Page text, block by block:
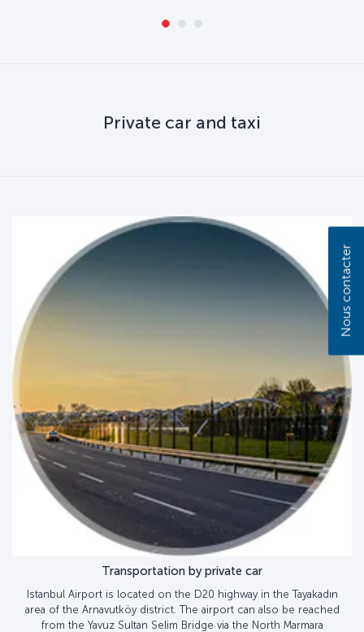
Private car and taxi
Transportation by private car
Istanbul Airport is located on the D20 highway in the Tayakadın
area of the Arnavutköy district. The airport can also be reached
from the Yavuz Sultan Selim Bridge via the North Marmara
Nous contacter